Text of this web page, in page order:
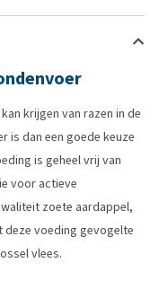
krijgen van razen in de
is dan een goede keuze
is geheel vrij van
voor actieve
zoete aardappel,
deze voeding gevogelte
vlees.